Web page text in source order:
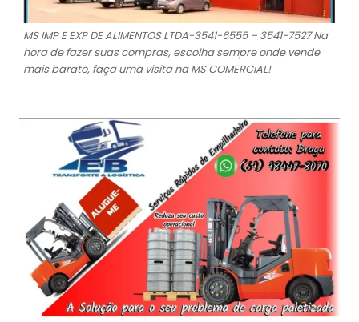
MS IMP E EXP DE ALIMENTOS LTDA-3541-6555 – 3541-7527 Na
hora de fazer suas compras, escolha sempre onde vende
mais barato, faça uma visita na MS COMERCIAL!